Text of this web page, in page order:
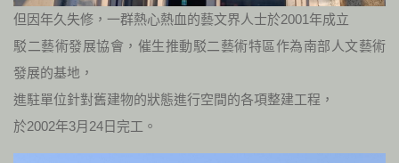
但因年久失修，一群熱心熱血的藝文界人士於2001年成立
駁二藝術發展協會，催生推動駁二藝術特區作為南部人文藝術
發展的基地，
進駐單位針對舊建物的狀態進行空間的各項整建工程，
於2002年3月24日完工。